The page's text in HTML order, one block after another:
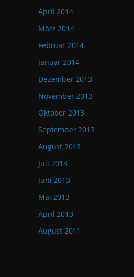
April 2014
März 2014
Februar 2014
Januar 2014
Dezember 2013
November 2013
Oktober 2013
September 2013
August 2013
Juli 2013
Juni 2013
Mai 2013
April 2013
August 2011